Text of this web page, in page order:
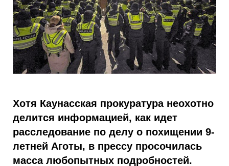
Хотя Каунасская прокуратура неохотно
делится информацией, как идет
расследование по делу о похищении 9-
летней Аготы, в прессу просочилась
масса любопытных подробностей.